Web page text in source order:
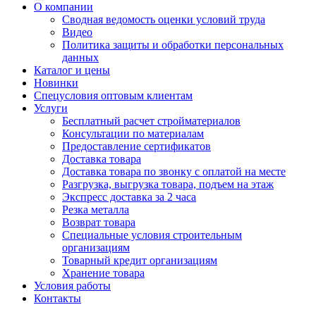
О компании
Сводная ведомость оценки условий труда
Видео
Политика защиты и обработки персональных
данных
Каталог и цены
Новинки
Спецусловия оптовым клиентам
Услуги
Бесплатный расчет стройматериалов
Консультации по материалам
Предоставление сертификатов
Доставка товара
Доставка товара по звонку с оплатой на месте
Разгрузка, выгрузка товара, подъем на этаж
Экспресс доставка за 2 часа
Резка металла
Возврат товара
Специальные условия строительным
организациям
Товарный кредит организациям
Хранение товара
Условия работы
Контакты